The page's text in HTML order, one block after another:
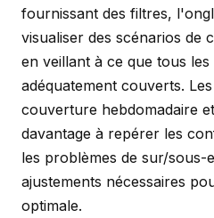
fournissant des filtres,
visualiser des scénarios de
en veillant à ce que tous
adéquatement couverts.
couverture hebdomadaire
davantage à repérer les
les problèmes de sur/sous-
ajustements nécessaires
optimale.